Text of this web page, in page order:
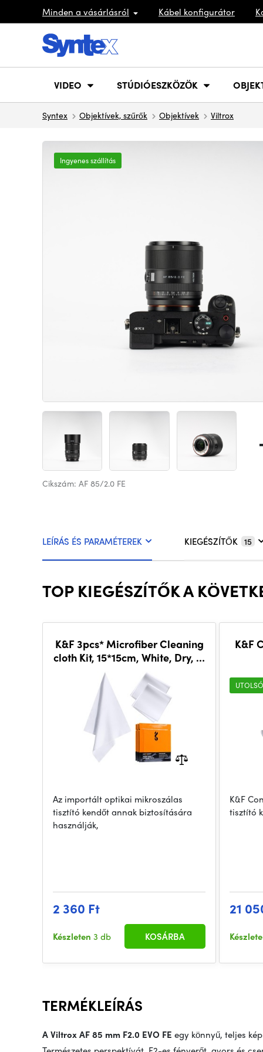
Minden a vásárlásról Kábel konfigurátor
VIDEO STÚDIÓESZKÖZÖK
Syntex Objektívek, szűrők Objektívek Viltrox
Ingyenes szállítás
Cikszám: AF 85/2.0 FE
LEÍRÁS ÉS PARAMÉTEREK KIEGÉSZÍTŐK 15
TOP KIEGÉSZÍTŐK A
K&F 3pcs* Microfiber Cleaning
cloth Kit, 15*15cm, White, Dry, in
vacuum
Az importált optikai mikroszálas
tisztító kendőt annak biztosítására
használják,
2 360 Ft
Készleten 3 db KOSÁRBA
K&F
K&F
tisztító
21
TERMÉKLEÍRÁS
A Viltrox AF 85 mm F2.0 EVO FE egy könnyű, teljes